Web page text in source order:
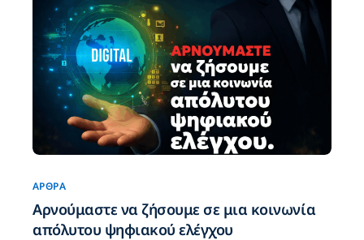
ΆΡΘΡΑ
Αρνούμαστε να ζήσουμε σε μια κοινωνία
απόλυτου ψηφιακού ελέγχου